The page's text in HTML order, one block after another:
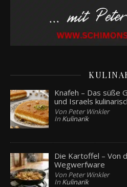
Knafeh – Das süße
und Israels
Von Peter Winkler
In Kulinarik
Die Kartoffel – Von
Wegwerfware
Von Peter Winkler
In Kulinarik